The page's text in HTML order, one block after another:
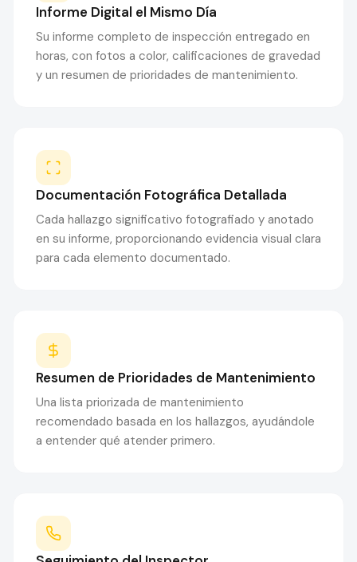
Informe Digital el Mismo Día
Su informe completo de inspección entregado en
horas, con fotos a color, calificaciones de gravedad
y un resumen de prioridades de mantenimiento.
Documentación Fotográfica Detallada
Cada hallazgo significativo fotografiado y anotado
en su informe, proporcionando evidencia visual clara
para cada elemento documentado.
Resumen de Prioridades de Mantenimiento
Una lista priorizada de mantenimiento
recomendado basada en los hallazgos, ayudándole
a entender qué atender primero.